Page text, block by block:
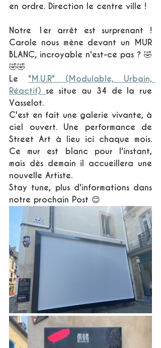
en ordre. Direction le centre ville !
Notre 1er arrêt est surprenant !
Carole nous mène devant un MUR
BLANC, incroyable n'est-ce pas ? 🤣
🤣🤣
Le "M.U.R" (Modulable, Urbain,
Réactif) se situe au 34 de la rue
Vasselot.
C'est en fait une galerie vivante, à
ciel ouvert. Une performance de
Street Art à lieu ici chaque mois.
Ce mur est blanc pour l'instant,
mais dès demain il accueillera une
nouvelle Artiste.
Stay tune, plus d'informations dans
notre prochain Post 😊